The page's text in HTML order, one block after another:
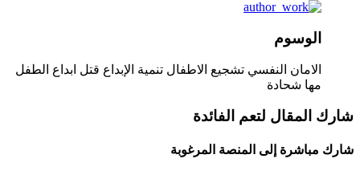
الوسوم
الامان النفسي تشجيع الاطفال تنمية الإبداع قتل ابداع الطفل
مها شحادة
شارك المقال لتعم الفائدة
شارك مباشرة إلى المنصة المرغوبة